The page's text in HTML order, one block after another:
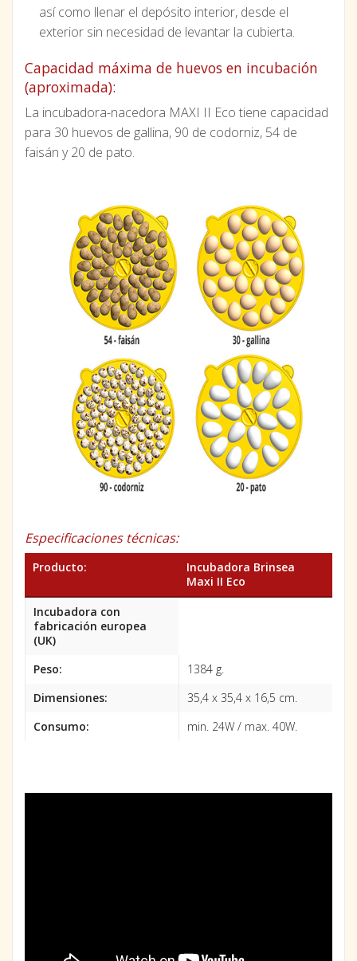
así como llenar el depósito interior, desde el
exterior sin necesidad de levantar la cubierta.
Capacidad máxima de huevos en incubación
(aproximada):
La incubadora-nacedora MAXI II Eco tiene capacidad
para 30 huevos de gallina, 90 de codorniz, 54 de
faisán y 20 de pato.
Especificaciones técnicas:
Producto:
Incubadora Brinsea
Maxi II Eco
Incubadora con
fabricación europea
(UK)
Peso:
1384 g.
Dimensiones:
35,4 x 35,4 x 16,5 cm.
Consumo:
min. 24W / max. 40W.